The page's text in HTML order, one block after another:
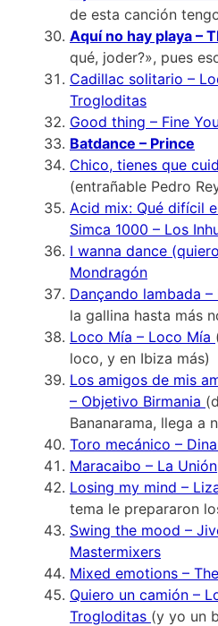
de esta canción
Aquí no hay playa –
qué, joder?», pues
Cadillac solitario –
Trogloditas
Good thing – Fine
Batdance – Prince
Chico, tienes que
(entrañable Pedro
Acid mix: Qué difícil
Simca 1000 – Los
I wanna dance
Mondragón
Dançando lambada –
la gallina hasta más
Loco Mía – Loco Mía
loco, y en Ibiza más)
Los amigos de mis
– Objetivo Birmania
Bananarama, llega a
Toro mecánico –
Maracaibo – La Unión
Losing my mind –
tema le prepararon
Swing the mood –
Mastermixers
Mixed emotions –
Quiero un camión –
Trogloditas (y yo un